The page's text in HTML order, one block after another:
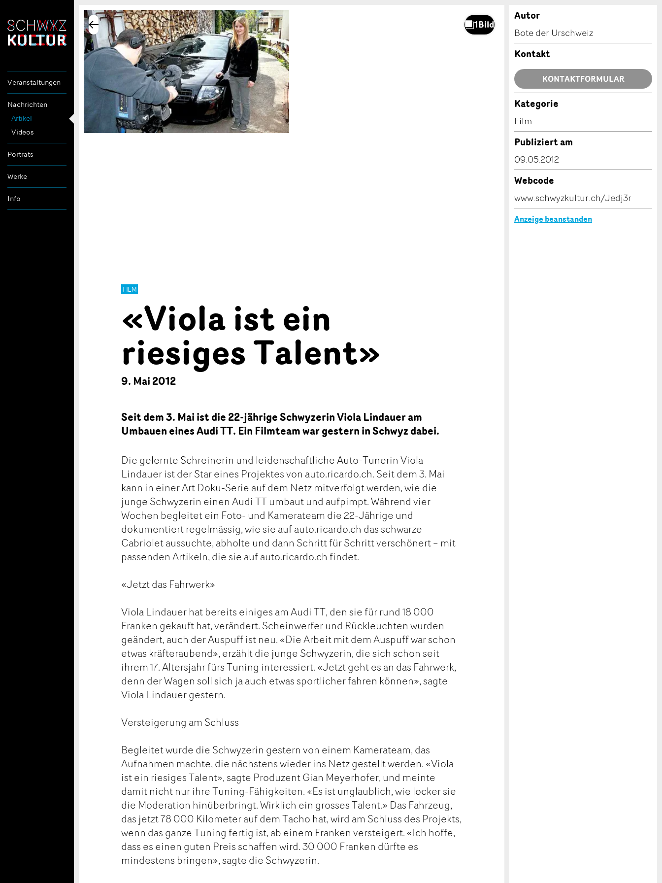
Veranstaltungen
Nachrichten
Artikel
Videos
Porträts
Werke
Info
FILM
«Viola ist ein
riesiges Talent»
9. Mai 2012
Seit dem 3. Mai ist die 22-jährige Schwyzerin Viola Lindauer am
Umbauen eines Audi TT. Ein Filmteam war gestern in Schwyz dabei.
Die gelernte Schreinerin und leidenschaftliche Auto-Tunerin Viola
Lindauer ist der Star eines Projektes von auto.ricardo.ch. Seit dem 3. Mai
kann in einer Art Doku-Serie auf dem Netz mitverfolgt werden, wie die
junge Schwyzerin einen Audi TT umbaut und aufpimpt. Während vier
Wochen begleitet ein Foto- und Kamerateam die 22-Jährige und
dokumentiert regelmässig, wie sie auf auto.ricardo.ch das schwarze
Cabriolet aussuchte, abholte und dann Schritt für Schritt verschönert – mit
passenden Artikeln, die sie auf auto.ricardo.ch findet.
«Jetzt das Fahrwerk»
Viola Lindauer hat bereits einiges am Audi TT, den sie für rund 18 000
Franken gekauft hat, verändert. Scheinwerfer und Rückleuchten wurden
geändert, auch der Auspuff ist neu. «Die Arbeit mit dem Auspuff war schon
etwas kräfteraubend», erzählt die junge Schwyzerin, die sich schon seit
ihrem 17. Altersjahr fürs Tuning interessiert. «Jetzt geht es an das Fahrwerk,
denn der Wagen soll sich ja auch etwas sportlicher fahren können», sagte
Viola Lindauer gestern.
Versteigerung am Schluss
Begleitet wurde die Schwyzerin gestern von einem Kamerateam, das
Aufnahmen machte, die nächstens wieder ins Netz gestellt werden. «Viola
ist ein riesiges Talent», sagte Produzent Gian Meyerhofer, und meinte
damit nicht nur ihre Tuning-Fähigkeiten. «Es ist unglaublich, wie locker sie
die Moderation hinüberbringt. Wirklich ein grosses Talent.» Das Fahrzeug,
das jetzt 78 000 Kilometer auf dem Tacho hat, wird am Schluss des Projekts,
wenn das ganze Tuning fertig ist, ab einem Franken versteigert. «Ich hoffe,
dass es einen guten Preis schaffen wird. 30 000 Franken dürfte es
mindestens bringen», sagte die Schwyzerin.
Autor
Bote der Urschweiz
Kontakt
KONTAKTFORMULAR
Kategorie
Film
Publiziert am
09.05.2012
Webcode
www.schwyzkultur.ch/Jedj3r
Anzeige beanstanden